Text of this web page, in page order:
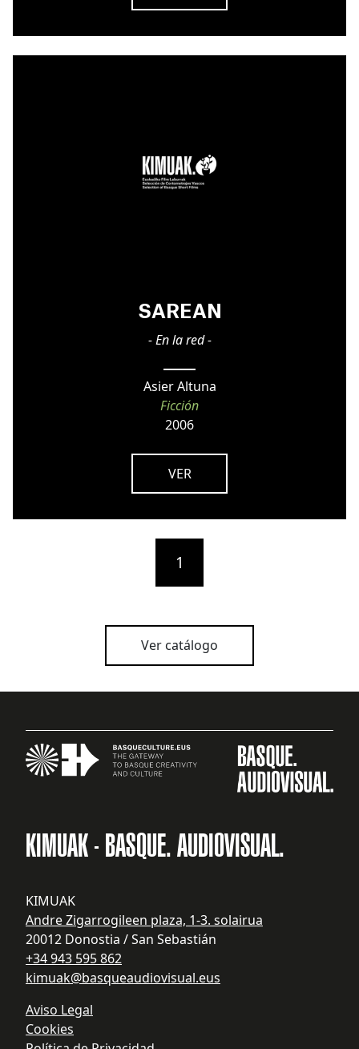
SAREAN
- En la red -
Asier Altuna
Ficción
2006
VER
1
Ver catálogo
KIMUAK - BASQUE. AUDIOVISUAL.
KIMUAK
Andre Zigarrogileen plaza, 1-3. solairua
20012 Donostia / San Sebastián
+34 943 595 862
kimuak@basqueaudiovisual.eus
Aviso Legal
Cookies